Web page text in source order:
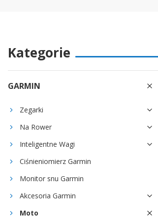
Kategorie
GARMIN
Zegarki
Na Rower
Inteligentne Wagi
Ciśnieniomierz Garmin
Monitor snu Garmin
Akcesoria Garmin
Moto